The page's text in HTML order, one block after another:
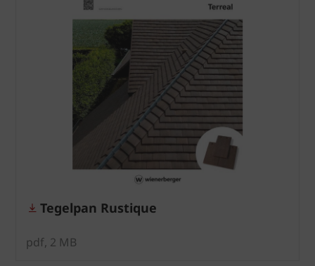
Tegelpan Rustique
pdf, 2 MB